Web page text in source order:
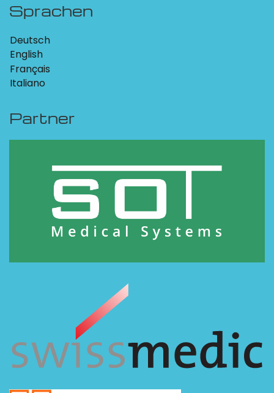
Sprachen
Deutsch
English
Français
Italiano
Partner